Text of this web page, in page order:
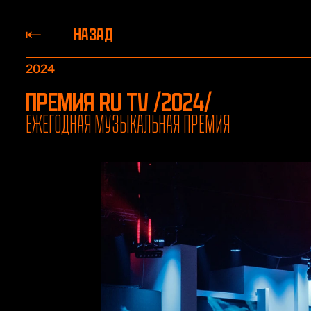
Премия RU TV /2024/
Ежегодная музыкальная премия
НАЗАД
2024